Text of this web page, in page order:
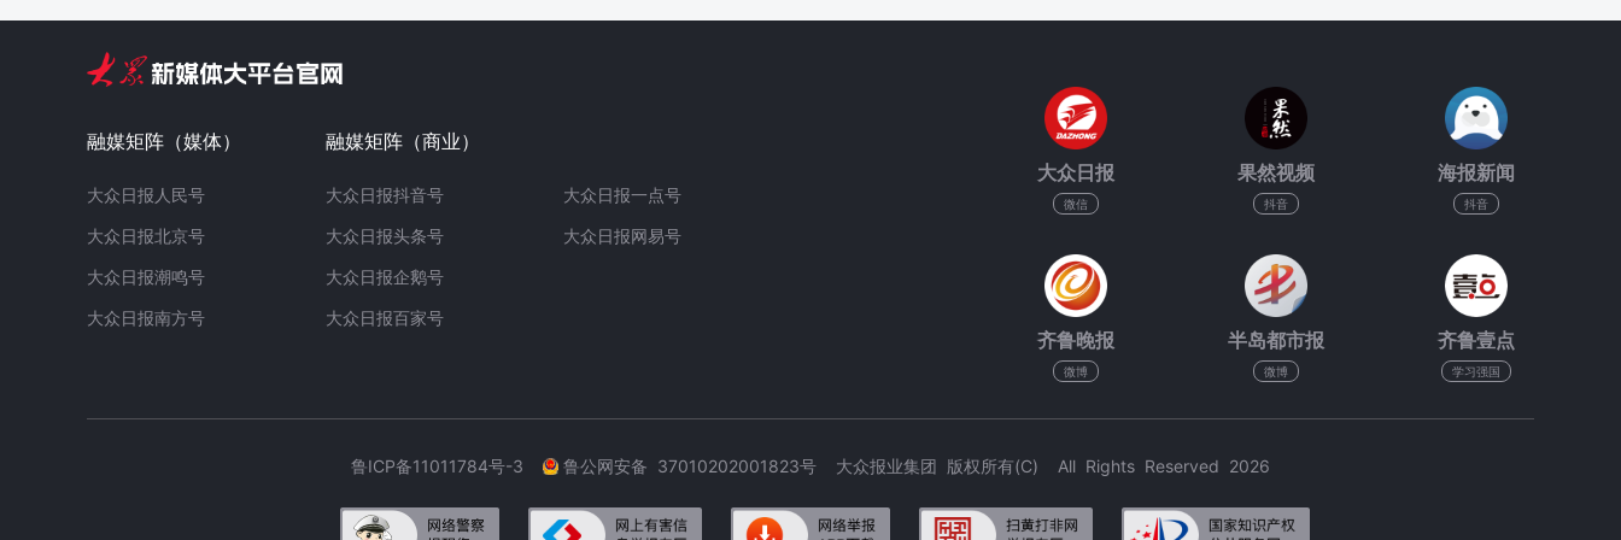
融媒矩阵（媒体）
大众日报人民号
大众日报北京号
大众日报潮鸣号
大众日报南方号
融媒矩阵（商业）
大众日报抖音号
大众日报头条号
大众日报企鹅号
大众日报百家号
大众日报一点号
大众日报网易号
大众日报
微信
果然视频
抖音
海报新闻
抖音
齐鲁晚报
微博
半岛都市报
微博
齐鲁壹点
学习强国
鲁ICP备11011784号-3 鲁公网安备 37010202001823号 大众报业集团 版权所有(C) All Rights Reserved 2026